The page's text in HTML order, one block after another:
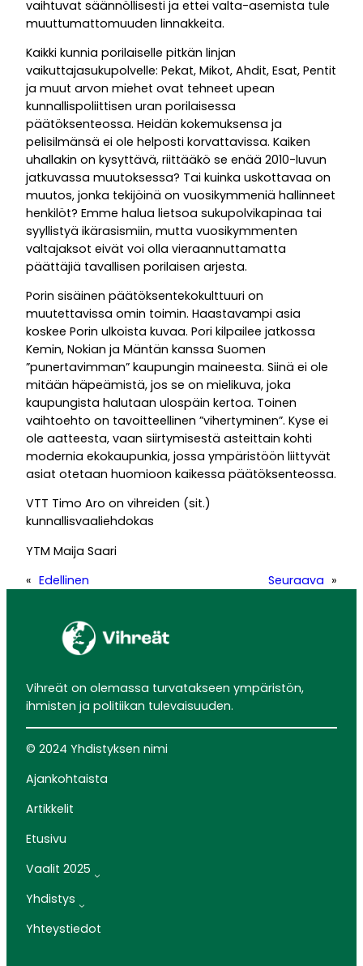
vaihtuvat säännöllisesti ja ettei valta-asemista tule
muuttumattomuuden linnakkeita.
Kaikki kunnia porilaiselle pitkän linjan
vaikuttajasukupolvelle: Pekat, Mikot, Ahdit, Esat, Pentit
ja muut arvon miehet ovat tehneet upean
kunnallispoliittisen uran porilaisessa
päätöksenteossa. Heidän kokemuksensa ja
pelisilmänsä ei ole helposti korvattavissa. Kaiken
uhallakin on kysyttävä, riittääkö se enää 2010-luvun
jatkuvassa muutoksessa? Tai kuinka uskottavaa on
muutos, jonka tekijöinä on vuosikymmeniä hallinneet
henkilöt? Emme halua lietsoa sukupolvikapinaa tai
syyllistyä ikärasismiin, mutta vuosikymmenten
valtajaksot eivät voi olla vieraannuttamatta
päättäjiä tavallisen porilaisen arjesta.
Porin sisäinen päätöksentekokulttuuri on
muutettavissa omin toimin. Haastavampi asia
koskee Porin ulkoista kuvaa. Pori kilpailee jatkossa
Kemin, Nokian ja Mäntän kanssa Suomen
”punertavimman” kaupungin maineesta. Siinä ei ole
mitään häpeämistä, jos se on mielikuva, joka
kaupungista halutaan ulospäin kertoa. Toinen
vaihtoehto on tavoitteellinen ”vihertyminen”. Kyse ei
ole aatteesta, vaan siirtymisestä asteittain kohti
modernia ekokaupunkia, jossa ympäristöön liittyvät
asiat otetaan huomioon kaikessa päätöksenteossa.
VTT Timo Aro on vihreiden (sit.)
kunnallisvaaliehdokas
YTM Maija Saari
« Edellinen Seuraava »
Vihreät on olemassa turvatakseen ympäristön,
ihmisten ja politiikan tulevaisuuden.
© 2024 Yhdistyksen nimi
Ajankohtaista
Artikkelit
Etusivu
Vaalit 2025
Yhdistys
Yhteystiedot